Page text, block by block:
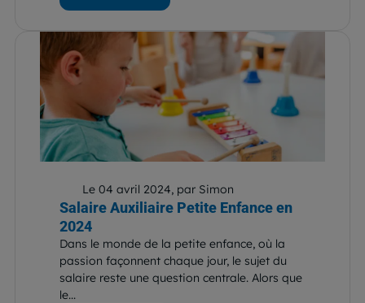
Le 04 avril 2024, par Simon
Salaire Auxiliaire Petite Enfance en
2024
Dans le monde de la petite enfance, où la
passion façonnent chaque jour, le sujet du
salaire reste une question centrale. Alors que
le...